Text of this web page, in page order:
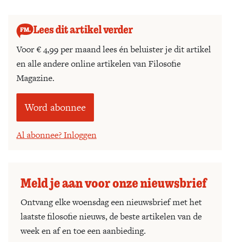
Lees dit artikel verder
Voor € 4,99 per maand lees én beluister je dit artikel
en alle andere online artikelen van Filosofie
Magazine.
Word abonnee
Al abonnee? Inloggen
Meld je aan voor onze nieuwsbrief
Ontvang elke woensdag een nieuwsbrief met het
laatste filosofie nieuws, de beste artikelen van de
week en af en toe een aanbieding.